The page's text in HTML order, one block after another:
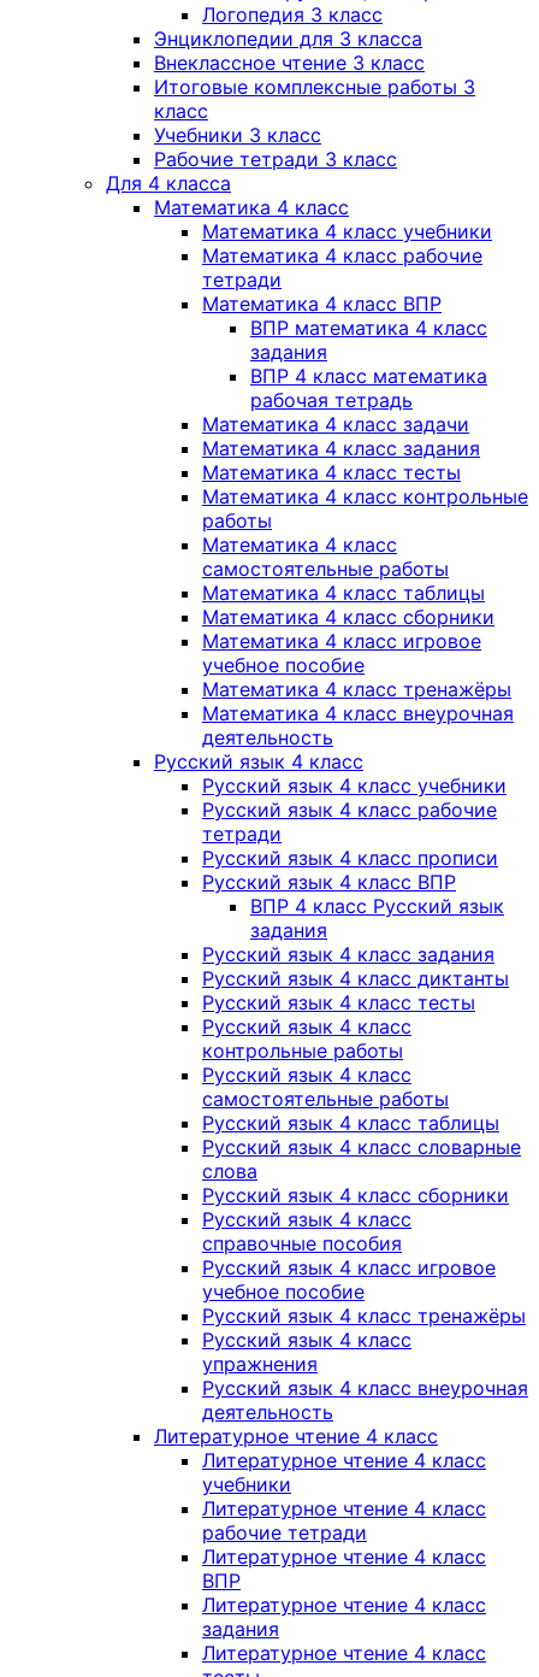
Логопедия 3 класс
Энциклопедии для 3 класса
Внеклассное чтение 3 класс
Итоговые комплексные работы 3
класс
Учебники 3 класс
Рабочие тетради 3 класс
Для 4 класса
Математика 4 класс
Математика 4 класс учебники
Математика 4 класс рабочие
тетради
Математика 4 класс ВПР
ВПР математика 4 класс
задания
ВПР 4 класс математика
рабочая тетрадь
Математика 4 класс задачи
Математика 4 класс задания
Математика 4 класс тесты
Математика 4 класс контрольные
работы
Математика 4 класс
самостоятельные работы
Математика 4 класс таблицы
Математика 4 класс сборники
Математика 4 класс игровое
учебное пособие
Математика 4 класс тренажёры
Математика 4 класс внеурочная
деятельность
Русский язык 4 класс
Русский язык 4 класс учебники
Русский язык 4 класс рабочие
тетради
Русский язык 4 класс прописи
Русский язык 4 класс ВПР
ВПР 4 класс Русский язык
задания
Русский язык 4 класс задания
Русский язык 4 класс диктанты
Русский язык 4 класс тесты
Русский язык 4 класс
контрольные работы
Русский язык 4 класс
самостоятельные работы
Русский язык 4 класс таблицы
Русский язык 4 класс словарные
слова
Русский язык 4 класс сборники
Русский язык 4 класс
справочные пособия
Русский язык 4 класс игровое
учебное пособие
Русский язык 4 класс тренажёры
Русский язык 4 класс
упражнения
Русский язык 4 класс внеурочная
деятельность
Литературное чтение 4 класс
Литературное чтение 4 класс
учебники
Литературное чтение 4 класс
рабочие тетради
Литературное чтение 4 класс
ВПР
Литературное чтение 4 класс
задания
Литературное чтение 4 класс